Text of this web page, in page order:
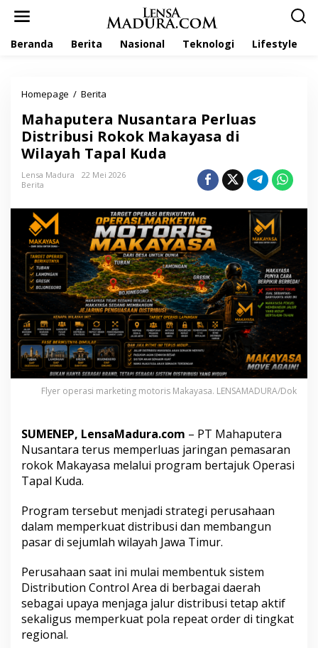
Beranda Berita Nasional Teknologi Lifestyle
Homepage / Berita
h
a
p
u
t
a
N
u
s
a
n
t
a
r
P
e
r
l
u
i
s
t
u
s
i
o
k
o
k
M
Mahaputera Nusantara Perluas
Distribusi Rokok Makayasa di
Wilayah Tapal Kuda
Lensa Madura
22 Mei 2026
Berita
Flyer operasi marketing motoris Makayasa. LENSAMADURA/Dok
SUMENEP, LensaMadura.com – PT Mahaputera
Nusantara terus memperluas jaringan pemasaran
rokok Makayasa melalui program bertajuk Operasi
Tapal Kuda.
Program tersebut menjadi strategi perusahaan
dalam memperkuat distribusi dan membangun
pasar di sejumlah wilayah Jawa Timur.
Perusahaan saat ini mulai membentuk sistem
Distribution Control Area di berbagai daerah
sebagai upaya menjaga jalur distribusi tetap aktif
sekaligus memperkuat pola repeat order di tingkat
regional.